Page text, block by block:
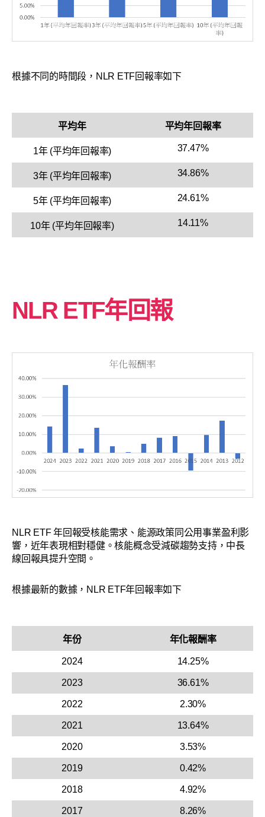
根據不同的時間段，NLR ETF回報率如下
平均年 平均年回報率
1年 (平均年回報率) 37.47%
3年 (平均年回報率) 34.86%
5年 (平均年回報率) 24.61%
10年 (平均年回報率) 14.11%
NLR ETF年回報
NLR ETF 年回報受核能需求、能源政策同公用事業盈利影
響，近年表現相對穩健。核能概念受減碳趨勢支持，中長
線回報具提升空間。
根據最新的數據，NLR ETF年回報率如下
年份 年化報酬率
2024 14.25%
2023 36.61%
2022 2.30%
2021 13.64%
2020 3.53%
2019 0.42%
2018 4.92%
2017 8.26%